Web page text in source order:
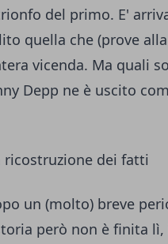
del primo. E'
quella che (prove
vicenda. Ma quali
Depp ne è uscito
ricostruzione dei fatti
un (molto) breve
però non è finita